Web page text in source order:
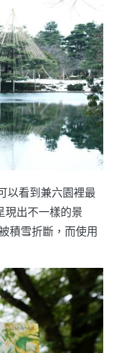
以看到兼六園裡最
現出不一樣的景
積雪折斷，而使用